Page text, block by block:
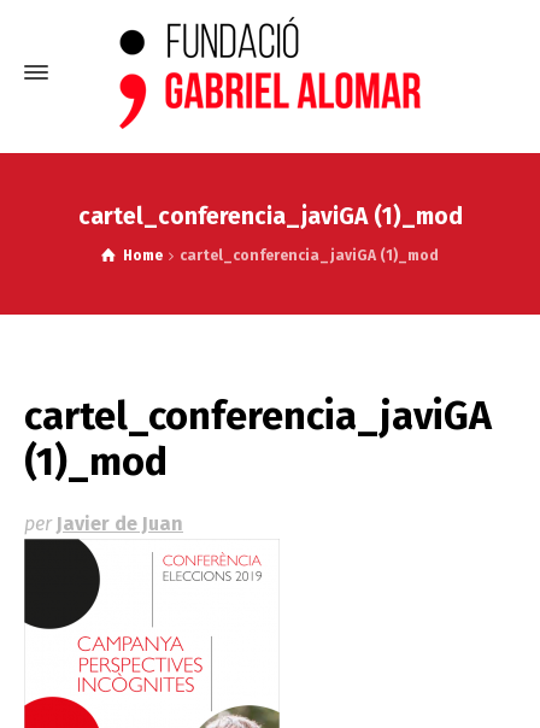
cartel_conferencia_javiGA (1)_mod
Home cartel_conferencia_javiGA (1)_mod
cartel_conferencia_javiGA
(1)_mod
per Javier de Juan